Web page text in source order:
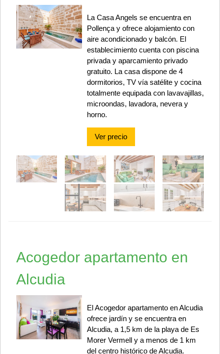
La Casa Angels se encuentra en
Pollença y ofrece alojamiento con
aire acondicionado y balcón. El
establecimiento cuenta con piscina
privada y aparcamiento privado
gratuito. La casa dispone de 4
dormitorios, TV vía satélite y cocina
totalmente equipada con lavavajillas,
microondas, lavadora, nevera y
horno.
Ver precio
Acogedor apartamento en
Alcudia
El Acogedor apartamento en Alcudia
ofrece jardín y se encuentra en
Alcudia, a 1,5 km de la playa de Es
Morer Vermell y a menos de 1 km
del centro histórico de Alcudia.